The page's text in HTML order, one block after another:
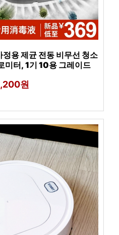
용 제균 전동 비무선 청소
미터, 1기 10용 그레이드
원